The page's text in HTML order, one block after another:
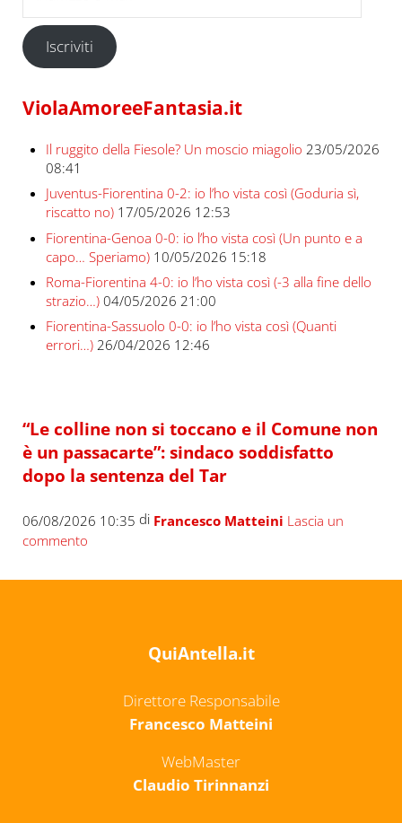
Iscriviti
ViolaAmoreeFantasia.it
Il ruggito della Fiesole? Un moscio miagolio 23/05/2026
08:41
Juventus-Fiorentina 0-2: io l’ho vista così (Goduria sì,
riscatto no) 17/05/2026 12:53
Fiorentina-Genoa 0-0: io l’ho vista così (Un punto e a
capo… Speriamo) 10/05/2026 15:18
Roma-Fiorentina 4-0: io l’ho vista così (-3 alla fine dello
strazio…) 04/05/2026 21:00
Fiorentina-Sassuolo 0-0: io l’ho vista così (Quanti
errori…) 26/04/2026 12:46
“Le colline non si toccano e il Comune non
è un passacarte”: sindaco soddisfatto
dopo la sentenza del Tar
06/08/2026 10:35 di Francesco Matteini Lascia un
commento
QuiAntella.it
Direttore Responsabile
Francesco Matteini
WebMaster
Claudio Tirinnanzi